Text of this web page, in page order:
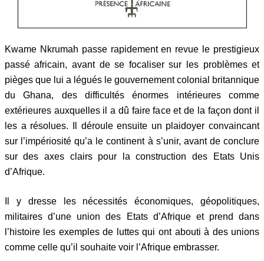
Kwame Nkrumah passe rapidement en revue le prestigieux
passé africain, avant de se focaliser sur les problèmes et
pièges que lui a légués le gouvernement colonial britannique
du Ghana, des difficultés énormes intérieures comme
extérieures auxquelles il a dû faire face et de la façon dont il
les a résolues. Il déroule ensuite un plaidoyer convaincant
sur l’impériosité qu’a le continent à s’unir, avant de conclure
sur des axes clairs pour la construction des Etats Unis
d’Afrique.
Il y dresse les nécessités économiques, géopolitiques,
militaires d’une union des Etats d’Afrique et prend dans
l’histoire les exemples de luttes qui ont abouti à des unions
comme celle qu’il souhaite voir l’Afrique embrasser.